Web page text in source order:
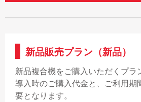
新品販売プラン（新品）
新品複合機をご購入いただくプラ
導入時のご購入代金と、ご利用期
要となります。